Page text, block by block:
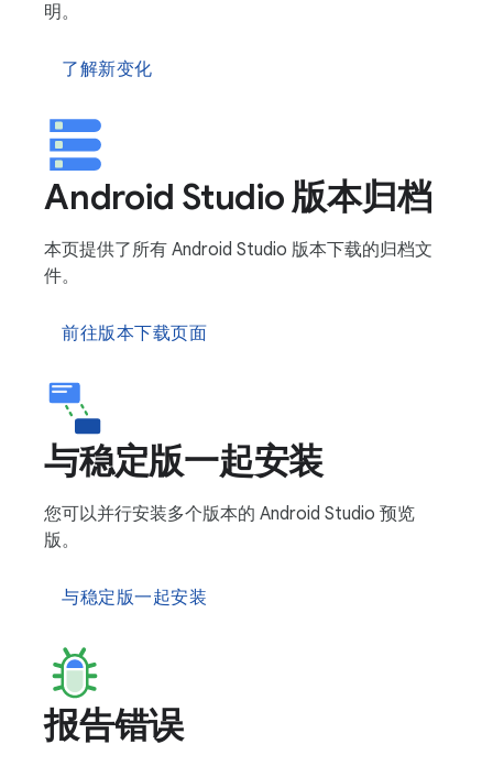
明。
了解新变化
Android Studio 版本归档
本页提供了所有 Android Studio 版本下载的归档文
件。
前往版本下载页面
与稳定版一起安装
您可以并行安装多个版本的 Android Studio 预览
版。
与稳定版一起安装
报告错误